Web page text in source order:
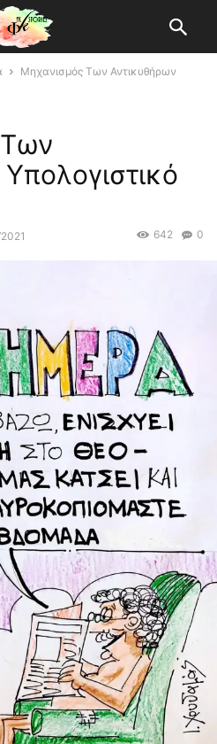
Μηχανισμός Των Αντικυθήρων
0
642